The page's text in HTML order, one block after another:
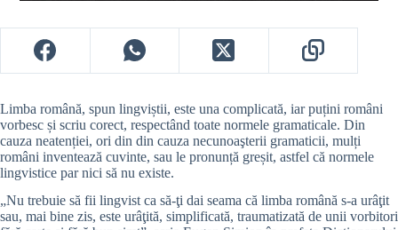
Limba română, spun lingviștii, este una complicată, iar puțini români
vorbesc și scriu corect, respectând toate normele gramaticale. Din
cauza neatenției, ori din din cauza necunoaşterii gramaticii, mulți
români inventează cuvinte, sau le pronunță greșit, astfel că normele
lingvistice par nici să nu existe.
„Nu trebuie să fii lingvist ca să-ţi dai seama că limba română s-a urâţit
sau, mai bine zis, este urâţită, simplificată, traumatizată de unii vorbitori